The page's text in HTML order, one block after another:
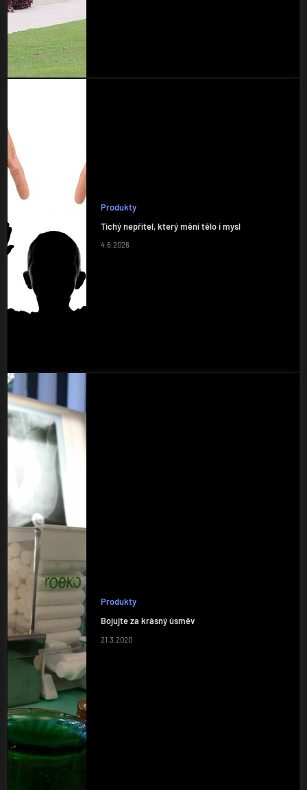
Produkty
Tichý nepřítel, který mění tělo i mysl
4.6.2026
Produkty
Bojujte za krásný úsměv
21.3.2020